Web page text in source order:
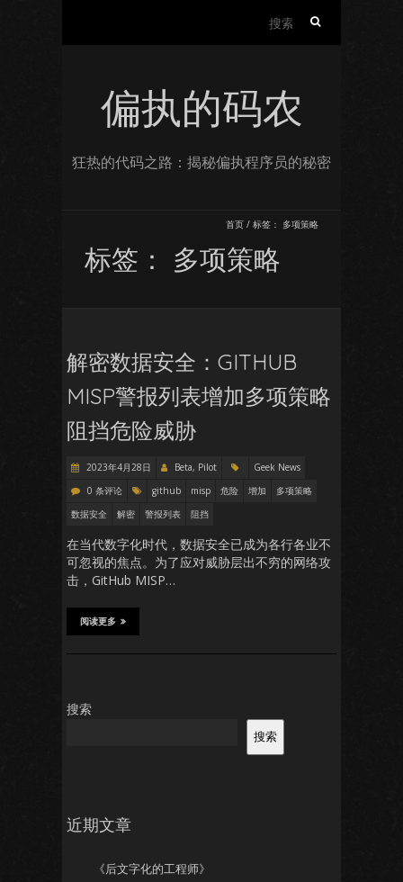
偏执的码农
狂热的代码之路：揭秘偏执程序员的秘密
首页 / 标签： 多项策略
标签： 多项策略
解密数据安全：GITHUB
MISP警报列表增加多项策略
阻挡危险威胁
2023年4月28日 Beta, Pilot
Geek News
0 条评论
github misp 危险 增加
多项策略
数据安全
解密 警报列表 阻挡
在当代数字化时代，数据安全已成为各行各业不
可忽视的焦点。为了应对威胁层出不穷的网络攻
击，GitHub MISP…
阅读更多
搜索
搜索
近期文章
《后文字化的工程师》